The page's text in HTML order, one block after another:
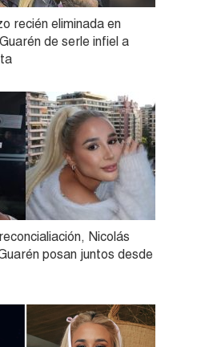
recién eliminada en
de serle infiel a
Nicolás
posan juntos desde